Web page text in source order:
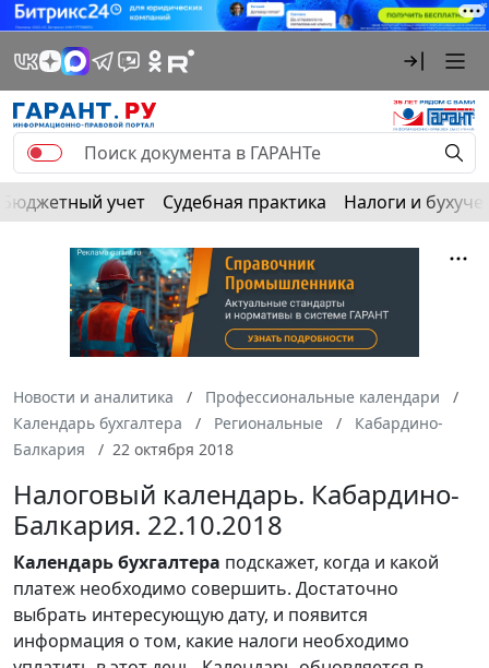
Бюджетный учет Судебная практика Налоги и
Новости и аналитика
Профессиональные календари
Календарь бухгалтера
Региональные
Кабардино-
Балкария
22 октября 2018
Налоговый календарь. Кабардино-
Балкария. 22.10.2018
Календарьбухгалтера подскажет, когда и какой
платеж необходимо совершить. Достаточно
выбрать интересующую дату, и появится
информация о том, какие налоги необходимо